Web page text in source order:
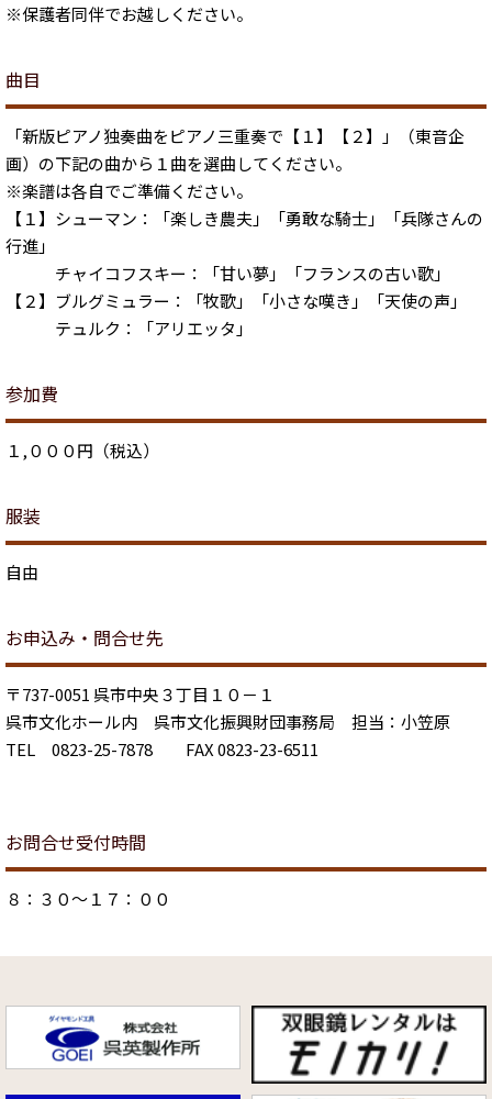
※保護者同伴でお越しください。
曲目
「新版ピアノ独奏曲をピアノ三重奏で【１】【２】」（東音企
画）の下記の曲から１曲を選曲してください。
※楽譜は各自でご準備ください。
【１】シューマン：「楽しき農夫」「勇敢な騎士」「兵隊さんの
行進」
チャイコフスキー：「甘い夢」「フランスの古い歌」
【２】ブルグミュラー：「牧歌」「小さな嘆き」「天使の声」
テュルク：「アリエッタ」
参加費
１,０００円（税込）
服装
自由
お申込み・問合せ先
〒737-0051 呉市中央３丁目１０－１
呉市文化ホール内 呉市文化振興財団事務局 担当：小笠原
TEL 0823-25-7878 FAX 0823-23-6511
お問合せ受付時間
８：３０～１７：００